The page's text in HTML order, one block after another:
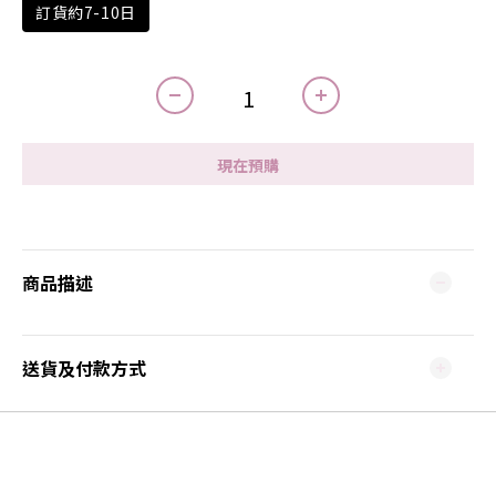
訂貨約7-10日
現在預購
商品描述
送貨及付款方式